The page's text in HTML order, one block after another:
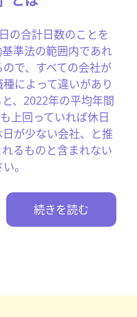
の合計日数のことを
基準法の範囲内であれ
で、すべての会社が
によって違いがあり
、2022年の平均年間
上回っていれば休日
が少ない会社、と推
るものと含まれない
。
続きを読む